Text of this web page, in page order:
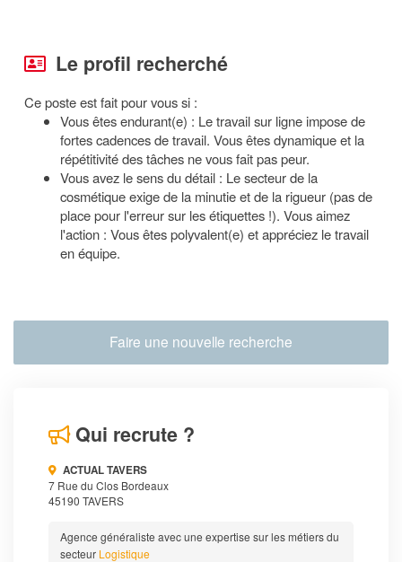
Le profil recherché
Ce poste est fait pour vous si :
Vous êtes endurant(e) : Le travail sur ligne impose de
fortes cadences de travail. Vous êtes dynamique et la
répétitivité des tâches ne vous fait pas peur.
Vous avez le sens du détail : Le secteur de la
cosmétique exige de la minutie et de la rigueur (pas de
place pour l'erreur sur les étiquettes !). Vous aimez
l'action : Vous êtes polyvalent(e) et appréciez le travail
en équipe.
Faire une nouvelle recherche
Qui recrute ?
ACTUAL TAVERS
7 Rue du Clos Bordeaux
45190 TAVERS
Agence généraliste avec une expertise sur les métiers du
secteur Logistique